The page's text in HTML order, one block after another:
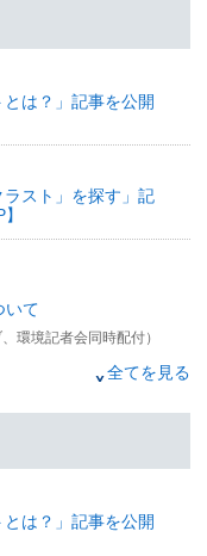
とは？」記事を公開
ラスト」を探す」記
いて
環境記者会同時配付）
ング：
検出
者会、環境記者会、環境問
全てを見る
とは？」記事を公開